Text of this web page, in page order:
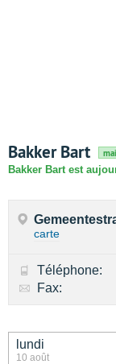
Bakker Bart
Bakker Bart est
lundi
10 août
carte
Téléphone:
Fax: